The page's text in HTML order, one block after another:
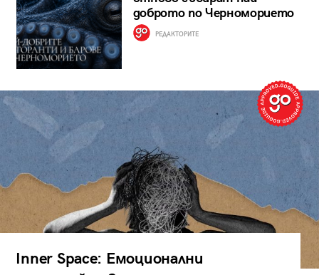
доброто по Черноморието
РЕДАКТОРИТЕ
Inner Space: Емоционални